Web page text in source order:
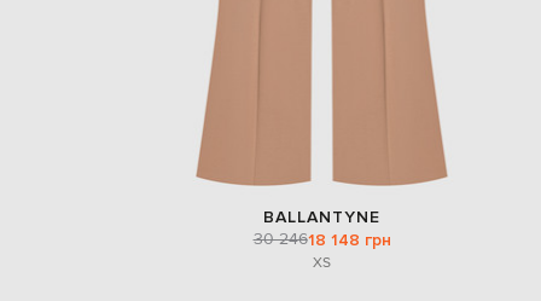
BALLANTYNE
30 24618 148 грн
XS